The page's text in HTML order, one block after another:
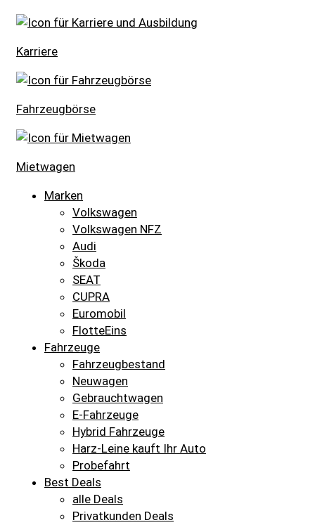
Karriere
Fahrzeugbörse
Mietwagen
Marken
Volkswagen
Volkswagen NFZ
Audi
Škoda
SEAT
CUPRA
Euromobil
FlotteEins
Fahrzeuge
Fahrzeugbestand
Neuwagen
Gebrauchtwagen
E-Fahrzeuge
Hybrid Fahrzeuge
Harz-Leine kauft Ihr Auto
Probefahrt
Best Deals
alle Deals
Privatkunden Deals